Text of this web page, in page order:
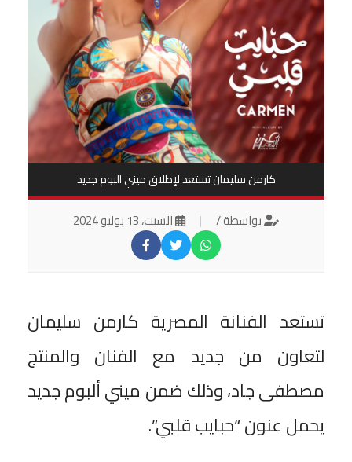
كارمن سليمان تستعد لإطلاق ميني البوم جديد
بواسطة / | السبت، 13 يوليو 2024
تستعد الفنانة المصرية كارمن سليمان
لتعاون من جديد مع الفنان والمنتج
مصطفى جاد، وذلك ضمن ميني ألبوم جديد
يحمل عنون “حبايب قلبي”.